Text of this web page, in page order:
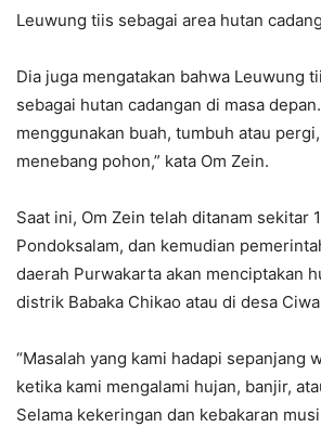
Leuwung tiis sebagai area hutan
Dia juga mengatakan bahwa Leuwung
sebagai hutan cadangan di masa
menggunakan buah, tumbuh atau
menebang pohon,” kata Om Zein.
Saat ini, Om Zein telah ditanam sekitar
Pondoksalam, dan kemudian
daerah Purwakarta akan menciptakan
distrik Babaka Chikao atau di desa
“Masalah yang kami hadapi sepanjang
ketika kami mengalami hujan, banjir,
Selama kekeringan dan kebakaran